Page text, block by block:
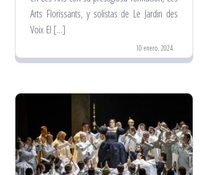
Arts Florissants, y solistas de Le Jardin des
Voix El […]
10 enero, 2024